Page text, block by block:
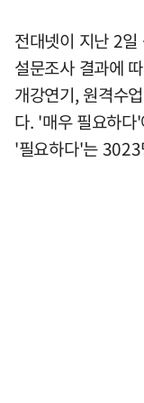
전대넷이 지난 2
설문조사 결과에
개강연기, 원격수
다. '매우 필요하
'필요하다'는